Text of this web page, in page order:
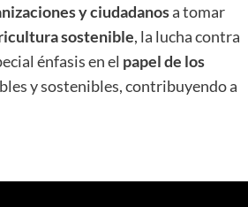
y ciudadanosa tomar
sostenible, la lucha contra
énfasis en el papel de los
y sostenibles, contribuyendo a